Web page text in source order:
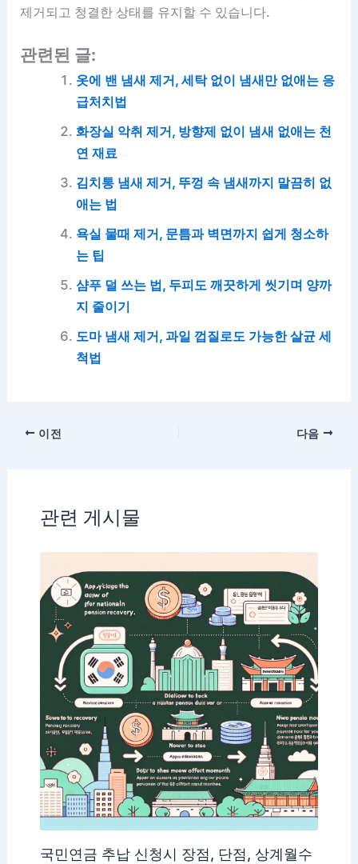
제거되고 청결한 상태를 유지할 수 있습니다.
관련된 글:
옷에 밴 냄새 제거, 세탁 없이 냄새만 없애는 응
급처치법
화장실 악취 제거, 방향제 없이 냄새 없애는 천
연 재료
김치통 냄새 제거, 뚜껑 속 냄새까지 말끔히 없
애는 법
욕실 물때 제거, 문틈과 벽면까지 쉽게 청소하
는 팁
샴푸 덜 쓰는 법, 두피도 깨끗하게 씻기며 양까
지 줄이기
도마 냄새 제거, 과일 껍질로도 가능한 살균 세
척법
이전 다음
관련 게시물
국민연금 추납 신청시 장점, 단점, 상계월수